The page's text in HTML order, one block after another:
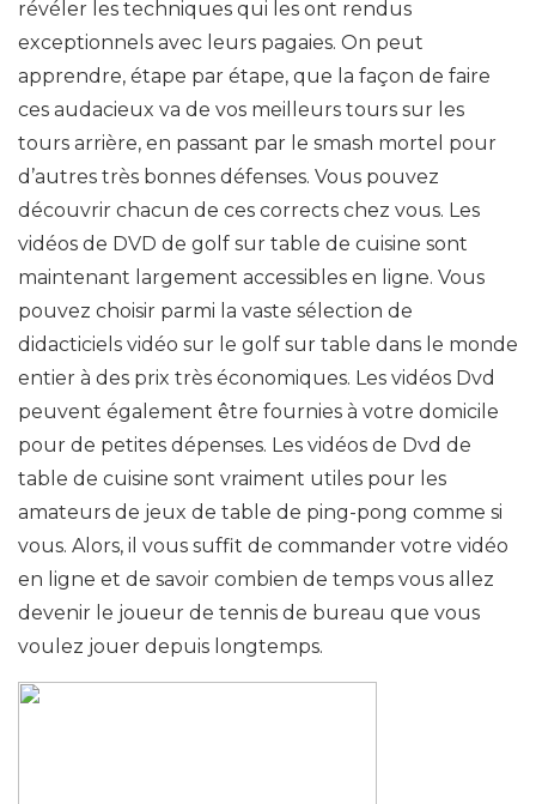
révéler les techniques qui les ont rendus
exceptionnels avec leurs pagaies. On peut
apprendre, étape par étape, que la façon de faire
ces audacieux va de vos meilleurs tours sur les
tours arrière, en passant par le smash mortel pour
d’autres très bonnes défenses. Vous pouvez
découvrir chacun de ces corrects chez vous. Les
vidéos de DVD de golf sur table de cuisine sont
maintenant largement accessibles en ligne. Vous
pouvez choisir parmi la vaste sélection de
didacticiels vidéo sur le golf sur table dans le monde
entier à des prix très économiques. Les vidéos Dvd
peuvent également être fournies à votre domicile
pour de petites dépenses. Les vidéos de Dvd de
table de cuisine sont vraiment utiles pour les
amateurs de jeux de table de ping-pong comme si
vous. Alors, il vous suffit de commander votre vidéo
en ligne et de savoir combien de temps vous allez
devenir le joueur de tennis de bureau que vous
voulez jouer depuis longtemps.